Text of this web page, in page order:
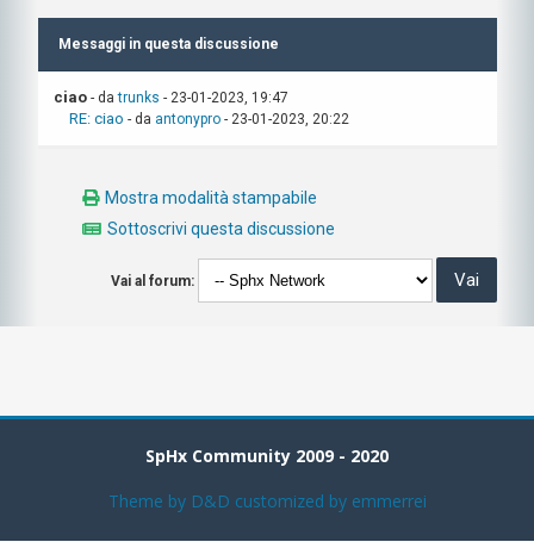
Messaggi in questa discussione
ciao - datrunks - 23-01-2023, 19:47
RE: ciao - da antonypro- 23-01-2023, 20:22
Mostra modalità stampabile
Sottoscrivi questa discussione
Vai al forum:
SpHx Community 2009 - 2020
Theme by D&D customized by emmerrei